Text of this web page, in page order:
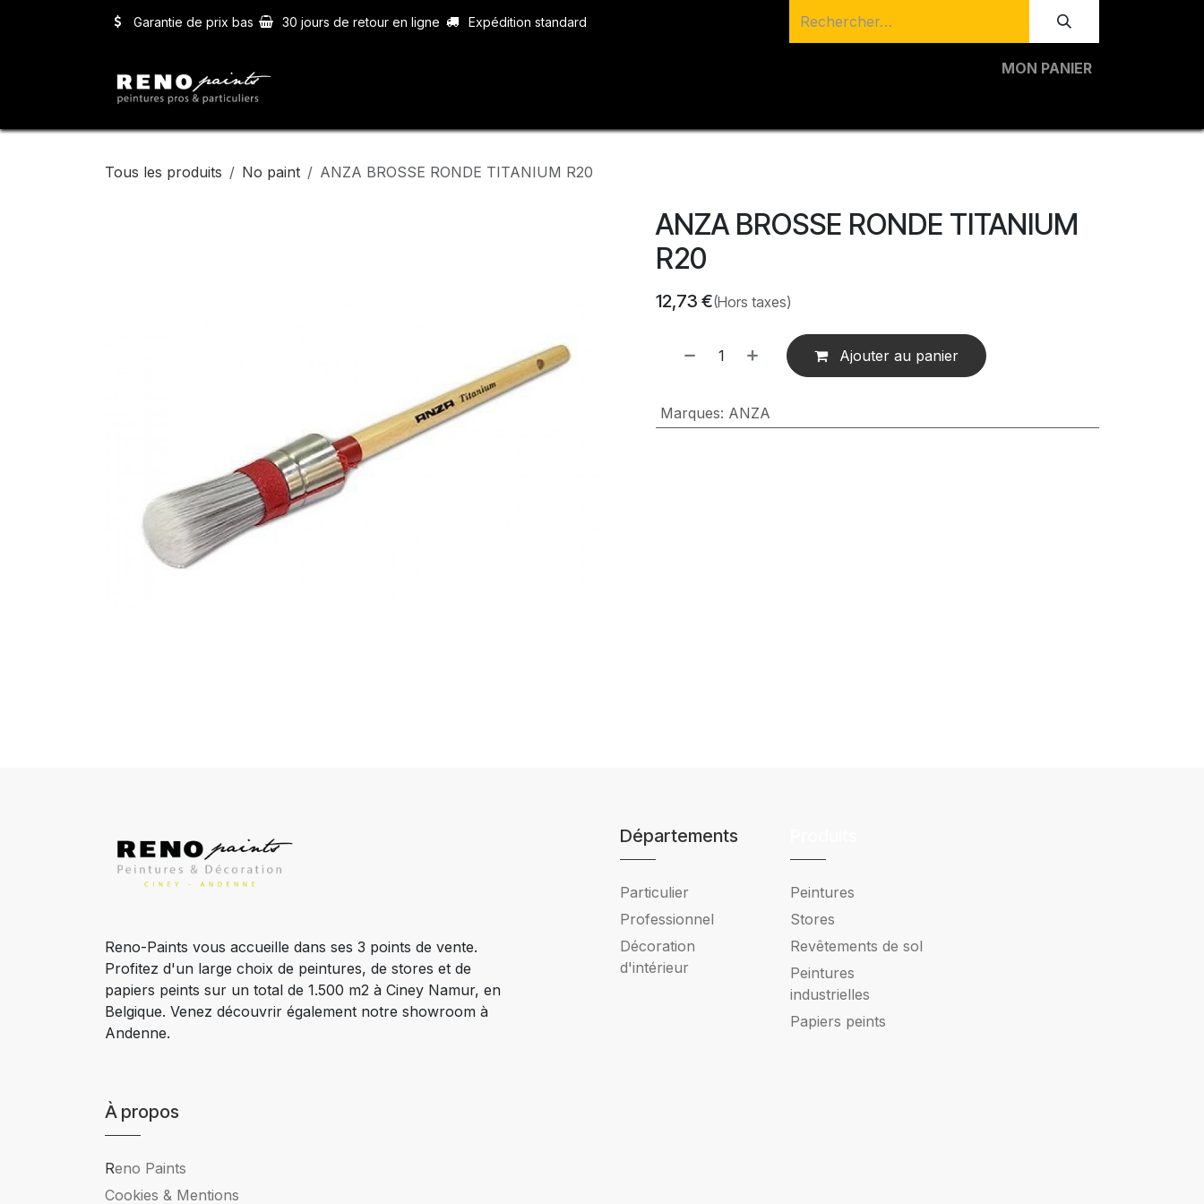
Garantie de prix bas 30 jours de retour en ligne Expédition standard
MON PANIER
Tous les produits No paint ANZA BROSSE RONDE TITANIUM R20
ANZA BROSSE RONDE TITANIUM
R20
12,73 €(Hors taxes)
Ajouter au panier
Marques: ANZA
Reno-Paints vous accueille dans ses 3 points de vente.
Profitez d'un large choix de peintures, de stores et de
papiers peints sur un total de 1.500 m2 à Ciney Namur, en
Belgique. Venez découvrir également notre showroom à
Andenne.
Départements
Particulier
Professionnel
Décoration
d'intérieur
Peintures
Stores
Revêtements de sol
Peintures
industrielles
Papiers peints
À propos
Reno Paints
Cookies & Mentions